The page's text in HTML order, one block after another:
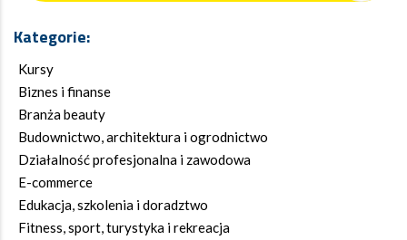
Kategorie:
Kursy
Biznes i finanse
Branża beauty
Budownictwo, architektura i ogrodnictwo
Działalność profesjonalna i zawodowa
E-commerce
Edukacja, szkolenia i doradztwo
Fitness, sport, turystyka i rekreacja